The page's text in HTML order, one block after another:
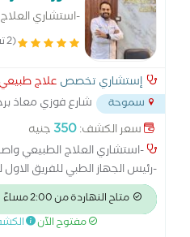
-استشاري
جامعه القاهره -
طبيب الفريق
(2 تقييم)
إستشاري تخصص علاج
سموحة
شارع فوزي معاذ
الدولي...
سعر الكشف:350 جنيه
-استشاري العلاج الطبيعي
-رئيس الجهاز الطبي للفريق الاول
السكندري - طبيب الفريق الاول
خبره اكثر من عشره سنوات بمجال
الملاعب - طبيب الفريق الاول
متاح النهاردة من 2:00 مساءً
مفتوح الآن